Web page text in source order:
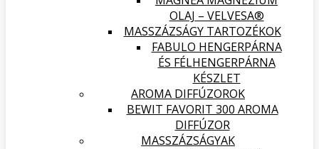
OLAJ – VELVESA®
MASSZÁZSÁGY TARTOZÉKOK
FABULO HENGERPÁRNA
ÉS FÉLHENGERPÁRNA
KÉSZLET
AROMA DIFFÚZOROK
BEWIT FAVORIT 300 AROMA
DIFFÚZOR
MASSZÁZSÁGYAK